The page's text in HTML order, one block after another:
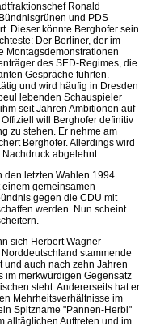
Ronald
und PDS
Dieser könnte Berghofer sein.
Der Berliner, der im
Montagsdemonstrationen
des SED-Regimes, die
Gespräche führten.
und wird häufig in Dresden
lebenden Schauspieler
seit Jahren Ambitionen auf
will Berghofer definitiv
zu stehen. Er nehme am
Berghofer. Allerdings wird
abgelehnt.
den letzten Wahlen 1994
gemeinsamen
gegen die CDU mit
werden. Nun scheint
sich Herbert Wagner
stammende
und auch nach zehn Jahren
im merkwürdigen Gegensatz
steht. Andererseits hat er
Mehrheitsverhältnisse im
Spitzname "Pannen-Herbi"
alltäglichen Auftreten und im